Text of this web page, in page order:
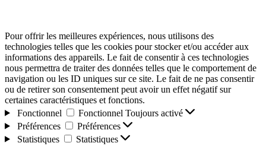
Pour offrir les meilleures expériences, nous utilisons des
technologies telles que les cookies pour stocker et/ou accéder aux
informations des appareils. Le fait de consentir à ces technologies
nous permettra de traiter des données telles que le comportement de
navigation ou les ID uniques sur ce site. Le fait de ne pas consentir
ou de retirer son consentement peut avoir un effet négatif sur
certaines caractéristiques et fonctions.
Fonctionnel
Fonctionnel Toujours activé
Préférences
Préférences
Statistiques
Statistiques